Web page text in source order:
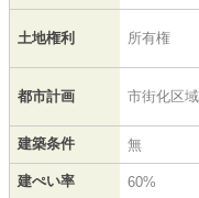
土地権利 所有権
都市計画 市街化区域
建築条件 無
建ぺい率 60%